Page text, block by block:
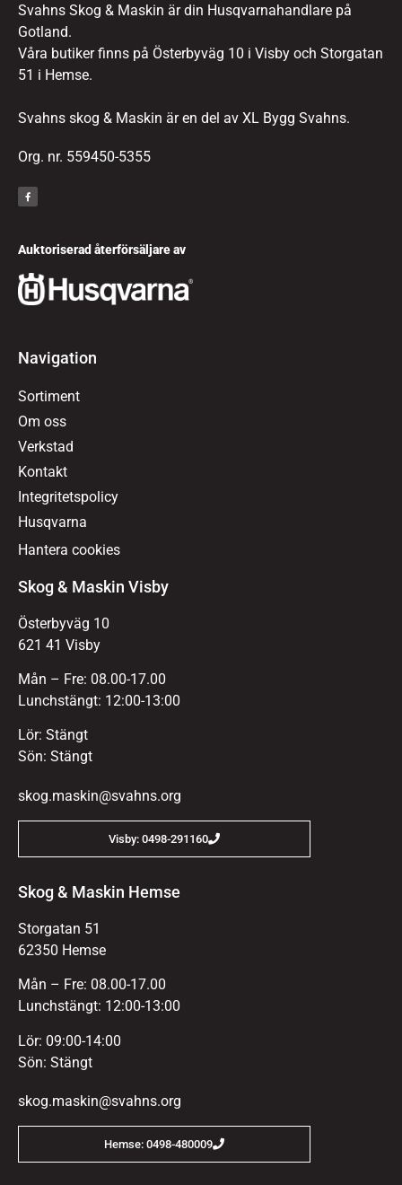
Svahns Skog & Maskin är din Husqvarnahandlare på
Gotland.
Våra butiker finns på Österbyväg 10 i Visby och Storgatan
51 i Hemse.
Svahns skog & Maskin är en del av XL Bygg Svahns.
Org. nr. 559450-5355
Auktoriserad återförsäljare av
Navigation
Sortiment
Om oss
Verkstad
Kontakt
Integritetspolicy
Husqvarna
Hantera cookies
Skog & Maskin Visby
Österbyväg 10
621 41 Visby
Mån – Fre: 08.00-17.00
Lunchstängt: 12:00-13:00
Lör: Stängt
Sön: Stängt
skog.maskin@svahns.org
Visby: 0498-291160
Skog & Maskin Hemse
Storgatan 51
62350 Hemse
Mån – Fre: 08.00-17.00
Lunchstängt: 12:00-13:00
Lör: 09:00-14:00
Sön: Stängt
skog.maskin@svahns.org
Hemse: 0498-480009